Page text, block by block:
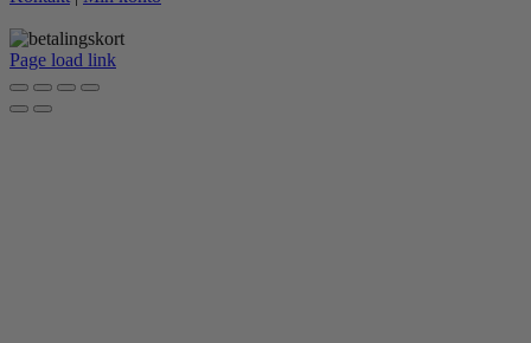
Page load link